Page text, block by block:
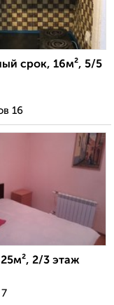
срок, 16м², 5/5
16
2/3 этаж